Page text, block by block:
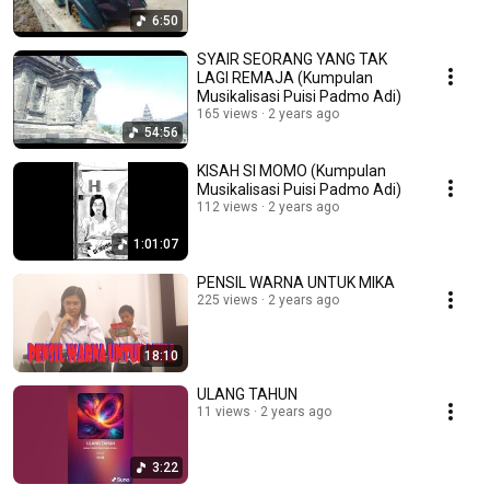
6:50
54:56
SYAIR SEORANG YANG TAK
LAGI REMAJA (Kumpulan
Musikalisasi Puisi Padmo Adi)
165 views 2 years ago
1:01:07
KISAH SI MOMO (Kumpulan
Musikalisasi Puisi Padmo Adi)
112 views 2 years ago
18:10
PENSIL WARNA UNTUK MIKA
225 views 2 years ago
3:22
ULANG TAHUN
11 views 2 years ago